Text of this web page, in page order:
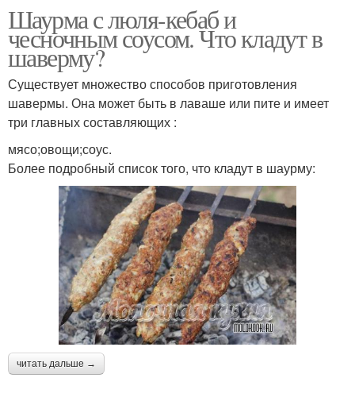
Шаурма с люля-кебаб и
чесночным соусом. Что кладут в
шаверму?
Существует множество способов приготовления
шавермы. Она может быть в лаваше или пите и имеет
три главных составляющих :
мясо;овощи;соус.
Более подробный список того, что кладут в шаурму:
читать дальше →